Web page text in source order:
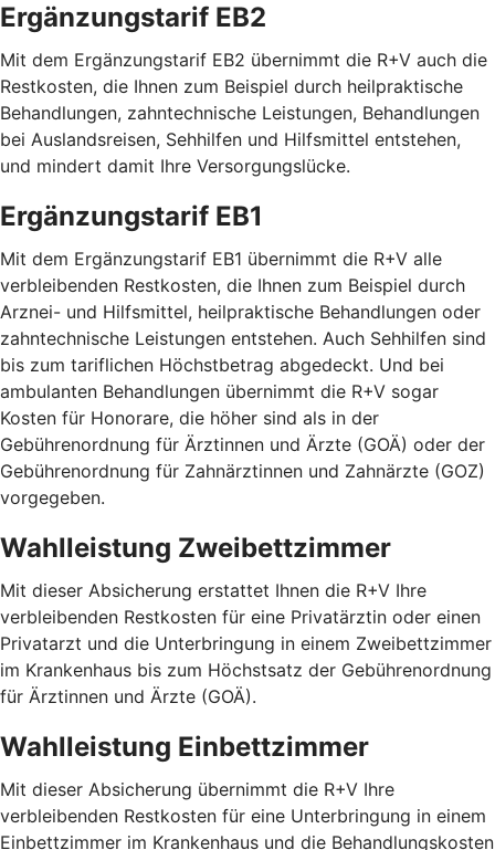
Ergänzungstarif EB2
Mit dem Ergänzungstarif EB2 übernimmt die R+V auch die
Restkosten, die Ihnen zum Beispiel durch heilpraktische
Behandlungen, zahntechnische Leistungen, Behandlungen
bei Auslandsreisen, Sehhilfen und Hilfsmittel entstehen,
und mindert damit Ihre Versorgungslücke.
Ergänzungstarif EB1
Mit dem Ergänzungstarif EB1 übernimmt die R+V alle
verbleibenden Restkosten, die Ihnen zum Beispiel durch
Arznei- und Hilfsmittel, heilpraktische Behandlungen oder
zahntechnische Leistungen entstehen. Auch Sehhilfen sind
bis zum tariflichen Höchstbetrag abgedeckt. Und bei
ambulanten Behandlungen übernimmt die R+V sogar
Kosten für Honorare, die höher sind als in der
Gebührenordnung für Ärztinnen und Ärzte (GOÄ) oder der
Gebührenordnung für Zahnärztinnen und Zahnärzte (GOZ)
vorgegeben.
Wahlleistung Zweibettzimmer
Mit dieser Absicherung erstattet Ihnen die R+V Ihre
verbleibenden Restkosten für eine Privatärztin oder einen
Privatarzt und die Unterbringung in einem Zweibettzimmer
im Krankenhaus bis zum Höchstsatz der Gebührenordnung
für Ärztinnen und Ärzte (GOÄ).
Wahlleistung Einbettzimmer
Mit dieser Absicherung übernimmt die R+V Ihre
verbleibenden Restkosten für eine Unterbringung in einem
Einbettzimmer im Krankenhaus und die Behandlungskosten